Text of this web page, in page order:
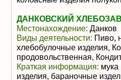
ДАНКОВСКИЙ
Местонахождение: Данков
Виды деятельности: Пиво,
хлебобулочные изделия,
продовольственная,
Краткая информация: мука
изделия, бараночные